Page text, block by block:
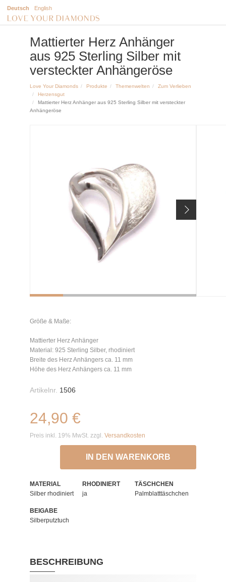
Deutsch English
Mattierter Herz Anhänger
aus 925 Sterling Silber mit
versteckter Anhängeröse
Love Your Diamonds Produkte Themenwelten
Zum Verlieben
Herzensgut
Mattierter Herz Anhänger aus 925 Sterling Silber mit versteckter
Anhängeröse
Größe & Maße:
Mattierter Herz Anhänger
Material: 925 Sterling Silber, rhodiniert
Breite des Herz Anhängers ca. 11 mm
Höhe des Herz Anhängers ca. 11 mm
Artikelnr. 1506
24,90 €
Preis inkl. 19% MwSt. zzgl. Versandkosten
IN DEN WARENKORB
MATERIAL
Silber rhodiniert
RHODINIERT
ja
TÄSCHCHEN
Palmblatttäschchen
BEIGABE
Silberputztuch
BESCHREIBUNG